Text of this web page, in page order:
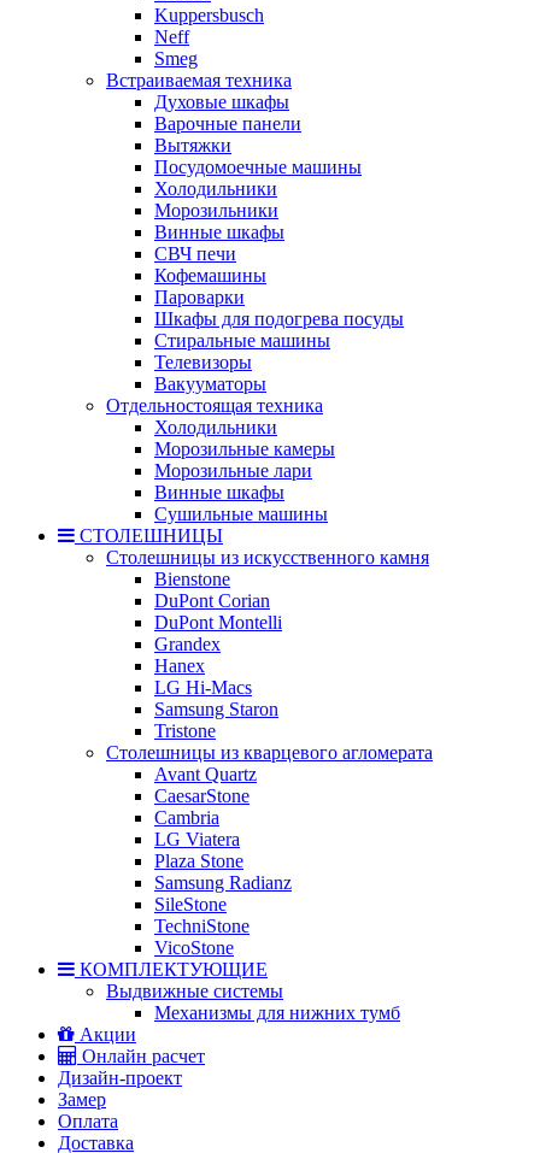
Kuppersbusch
Neff
Smeg
Встраиваемая техника
Духовые шкафы
Варочные панели
Вытяжки
Посудомоечные машины
Холодильники
Морозильники
Винные шкафы
СВЧ печи
Кофемашины
Пароварки
Шкафы для подогрева посуды
Стиральные машины
Телевизоры
Вакууматоры
Отдельностоящая техника
Холодильники
Морозильные камеры
Морозильные лари
Винные шкафы
Сушильные машины
СТОЛЕШНИЦЫ
Столешницы из искусственного камня
Bienstone
DuPont Corian
DuPont Montelli
Grandex
Hanex
LG Hi-Macs
Samsung Staron
Tristone
Столешницы из кварцевого агломерата
Avant Quartz
CaesarStone
Cambria
LG Viatera
Plaza Stone
Samsung Radianz
SileStone
TechniStone
VicoStone
КОМПЛЕКТУЮЩИЕ
Выдвижные системы
Механизмы для нижних тумб
Акции
Онлайн расчет
Дизайн-проект
Замер
Оплата
Доставка